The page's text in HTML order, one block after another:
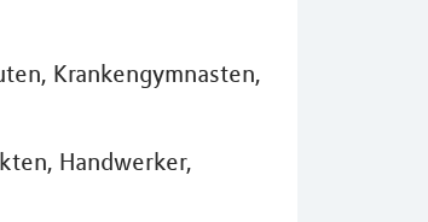
Krankengymnasten,
Handwerker,